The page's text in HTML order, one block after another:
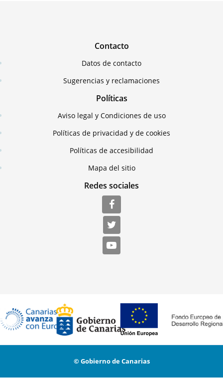
Contacto
Datos de contacto
Sugerencias y reclamaciones
Políticas
Aviso legal y Condiciones de uso
Políticas de privacidad y de cookies
Políticas de accesibilidad
Mapa del sitio
Redes sociales
© Gobierno de Canarias